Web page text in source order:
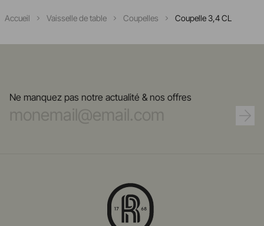
Accueil Vaisselle de table Coupelles Coupelle 3,4 CL
Ne manquez pas notre actualité & nos offres